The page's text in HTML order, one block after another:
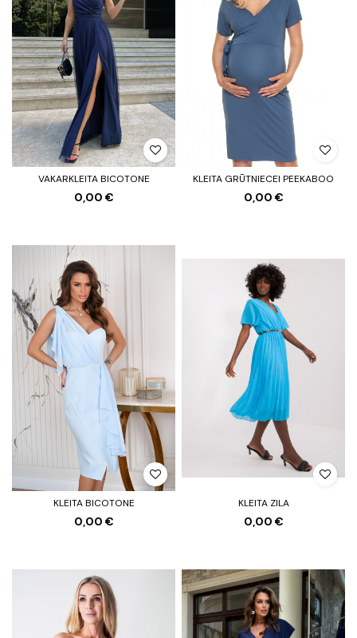
VAKARKLEITA BICOTONE
0,00 €
KLEITA GRŪTNIECEI PEEKABOO
0,00 €
KLEITA BICOTONE
0,00 €
KLEITA ZILA
0,00 €